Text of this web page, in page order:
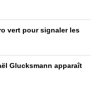
vert pour signaler les
Glucksmann apparaît